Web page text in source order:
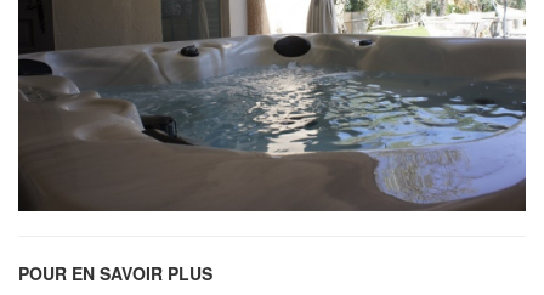
POUR EN SAVOIR PLUS